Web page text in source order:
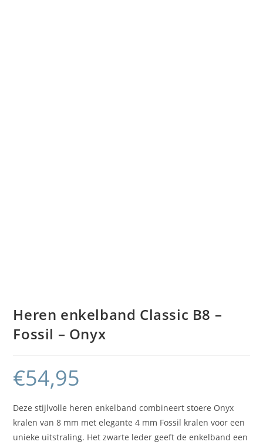
Heren enkelband Classic B8 –
Fossil – Onyx
€54,95
Deze stijlvolle heren enkelband combineert stoere Onyx
kralen van 8 mm met elegante 4 mm Fossil kralen voor een
unieke uitstraling. Het zwarte leder geeft de enkelband een